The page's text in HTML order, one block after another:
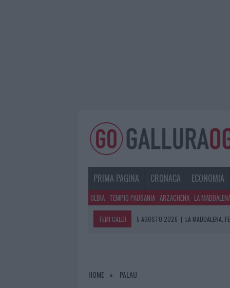
PRIMA PAGINA CRONACA ECONOMIA
OLBIA TEMPIO PAUSANIA ARZACHENA LA
TEMI CALDI 5 AGOSTO 2026 | LA MADDALENA,
5 AGOSTO 2026 | ESCE DI STRADA
DELLE PRATICHE
HOME PALAU